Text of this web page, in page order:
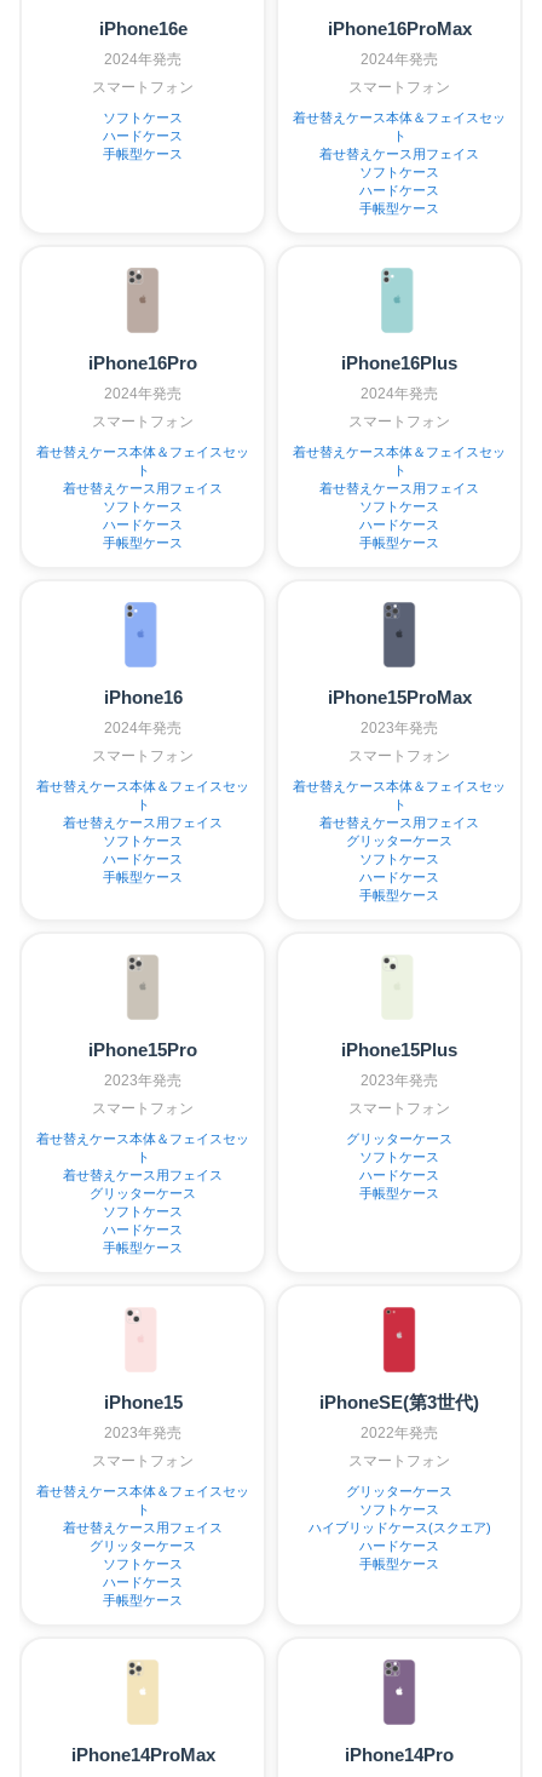
iPhone16e
2024年発売
スマートフォン
ソフトケース
ハードケース
手帳型ケース
iPhone16ProMax
2024年発売
スマートフォン
着せ替えケース本体＆フェイスセッ
ト
着せ替えケース用フェイス
ソフトケース
ハードケース
手帳型ケース
iPhone16Pro
2024年発売
スマートフォン
着せ替えケース本体＆フェイスセッ
ト
着せ替えケース用フェイス
ソフトケース
ハードケース
手帳型ケース
iPhone16Plus
2024年発売
スマートフォン
着せ替えケース本体＆フェイスセッ
ト
着せ替えケース用フェイス
ソフトケース
ハードケース
手帳型ケース
iPhone16
2024年発売
スマートフォン
着せ替えケース本体＆フェイスセッ
ト
着せ替えケース用フェイス
ソフトケース
ハードケース
手帳型ケース
iPhone15ProMax
2023年発売
スマートフォン
着せ替えケース本体＆フェイスセッ
ト
着せ替えケース用フェイス
グリッターケース
ソフトケース
ハードケース
手帳型ケース
iPhone15Pro
2023年発売
スマートフォン
着せ替えケース本体＆フェイスセッ
ト
着せ替えケース用フェイス
グリッターケース
ソフトケース
ハードケース
手帳型ケース
iPhone15Plus
2023年発売
スマートフォン
グリッターケース
ソフトケース
ハードケース
手帳型ケース
iPhone15
2023年発売
スマートフォン
着せ替えケース本体＆フェイスセッ
ト
着せ替えケース用フェイス
グリッターケース
ソフトケース
ハードケース
手帳型ケース
iPhoneSE(第3世代)
2022年発売
スマートフォン
グリッターケース
ソフトケース
ハイブリッドケース(スクエア)
ハードケース
手帳型ケース
iPhone14ProMax iPhone14Pro